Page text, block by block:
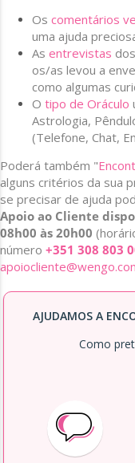
Os comentários
uma ajuda
As entrevistas
os/as levou a
como algumas
O tipo de Oráculo
Astrologia,
(Telefone, Chat,
Poderá também "
alguns critérios da sua
se precisar de ajuda
Apoio ao Cliente
08h00 às 20h00
número +351 308 803
AJUDAMOS A
Como